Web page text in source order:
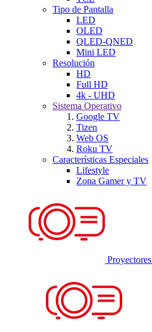
Tipo de Pantalla
LED
OLED
QLED-QNED
Mini LED
Resolución
HD
Full HD
4k - UHD
Sistema Operativo
Google TV
Tizen
Web OS
Roku TV
Características Especiales
Lifestyle
Zona Gamer y TV
Proyectores